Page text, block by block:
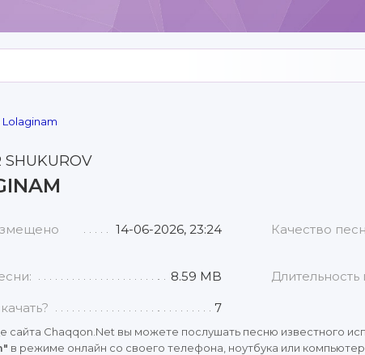
Lolaginam
SHUKUROV
14-06-2026, 23:24 Качество
8.59 MB Длительность
7
сайта Chaqqon.Net вы можете послушать песню известного
в режиме онлайн со своего телефона, ноутбука или